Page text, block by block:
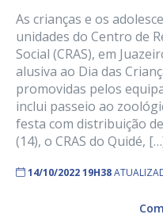
As crianças e os
unidades do Centro de
Social (CRAS), em
alusiva ao Dia das
promovidas pelos
inclui passeio ao
festa com distribuição
(14), o CRAS do Quidé,
14/10/2022 19H38